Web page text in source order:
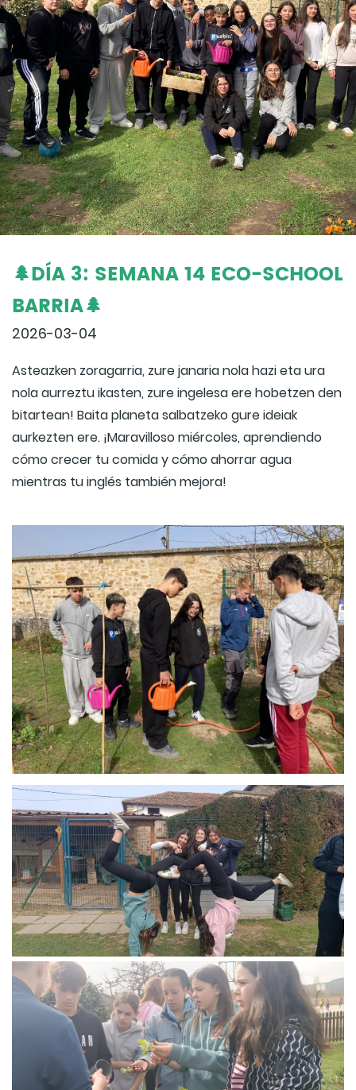
🌲DÍA 3: SEMANA 14 ECO-SCHOOL
BARRIA🌲
2026-03-04
Asteazken zoragarria, zure janaria nola hazi eta ura
nola aurreztu ikasten, zure ingelesa ere hobetzen den
bitartean! Baita planeta salbatzeko gure ideiak
aurkezten ere. ¡Maravilloso miércoles, aprendiendo
cómo crecer tu comida y cómo ahorrar agua
mientras tu inglés también mejora!